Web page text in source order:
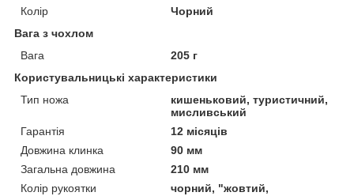
Колір
Чорний
Вага з чохлом
Вага
205 г
Користувальницькі характеристики
Тип ножа
кишеньковий, туристичний,
мисливський
Гарантія
12 місяців
Довжина клинка
90 мм
Загальна довжина
210 мм
Колір рукоятки
чорний, "жовтий,